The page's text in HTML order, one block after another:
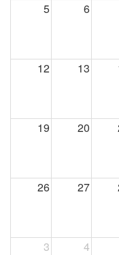
5 6
12 13
19 20
26 27
3 4